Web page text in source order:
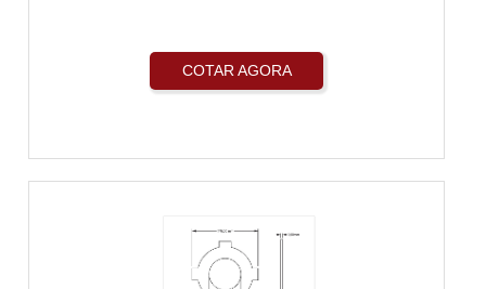
COTAR AGORA